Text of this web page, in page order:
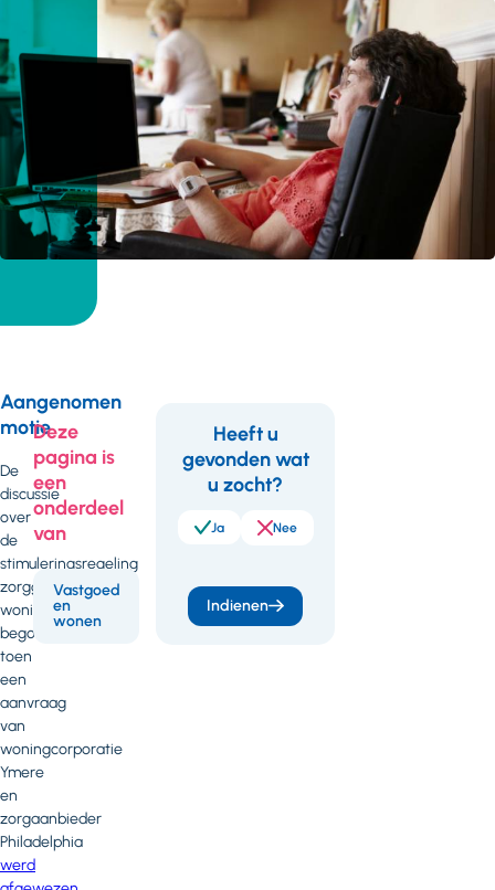
Aangenomen
motie
De
discussie
over
de
stimuleringsregeling
zorggeschikte
woningen
begon
toen
een
aanvraag
van
woningcorporatie
Ymere
en
zorgaanbieder
Philadelphia
werd
Brief Agema nav
motie
Subsidieregeling
(PDF - 88 kB)
Vastgoed en wonen
18 maart 2025
Deze
pagina is
een
onderdeel
van
Vastgoed
en
wonen
Feedback
Heeft u
gevonden wat
u zocht?
Ja Nee
Indienen